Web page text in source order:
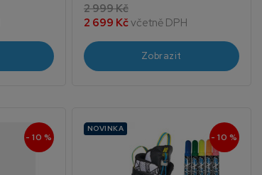
2 999 Kč
2 699 Kčvčetně DPH
Zobrazit
- 10 %
NOVINKA
- 10 %